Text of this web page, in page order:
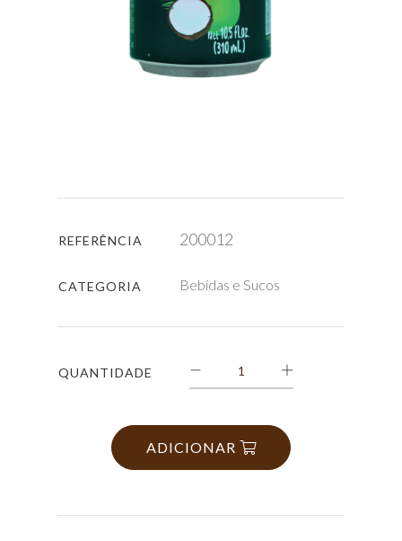
REFERÊNCIA 200012
CATEGORIA Bebidas e Sucos
QUANTIDADE
ADICIONAR